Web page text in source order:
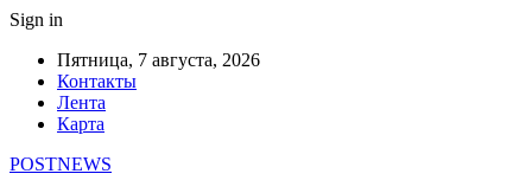
Sign in
Пятница, 7 августа, 2026
Контакты
Лента
Карта
POSTNEWS